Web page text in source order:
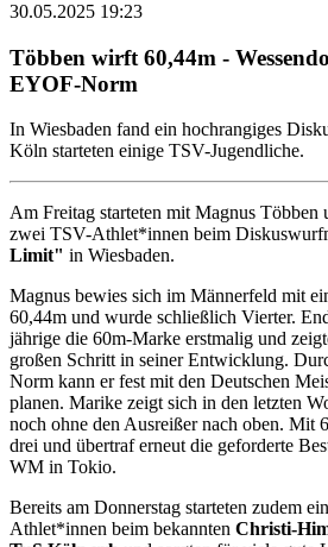
30.05.2025 19:23
Többen wirft 60,44m -
EYOF-Norm
In Wiesbaden fand ein hochrangiges
Köln starteten einige TSV-Jugendliche.
Am Freitag starteten mit Magnus Többen
zwei TSV-Athlet*innen beim
Limit" in Wiesbaden.
Magnus bewies sich im Männerfeld mit
60,44m und wurde schließlich Vierter.
jährige die 60m-Marke erstmalig und
großen Schritt in seiner Entwicklung.
Norm kann er fest mit den Deutschen
planen. Marike zeigt sich in den letzten
noch ohne den Ausreißer nach oben. Mit
drei und übertraf erneut die geforderte
WM in Tokio.
Bereits am Donnerstag starteten zudem
Athlet*innen beim bekannten Christi-